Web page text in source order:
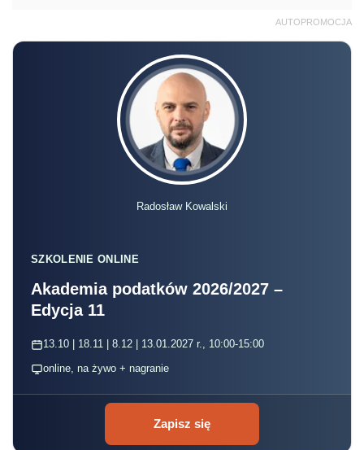
AUTOPROMOCJA
Radosław Kowalski
SZKOLENIE ONLINE
Akademia podatków 2026/2027 –
Edycja 11
13.10 | 18.11 | 8.12 | 13.01.2027 r., 10:00-15:00
online, na żywo + nagranie
Zapisz się